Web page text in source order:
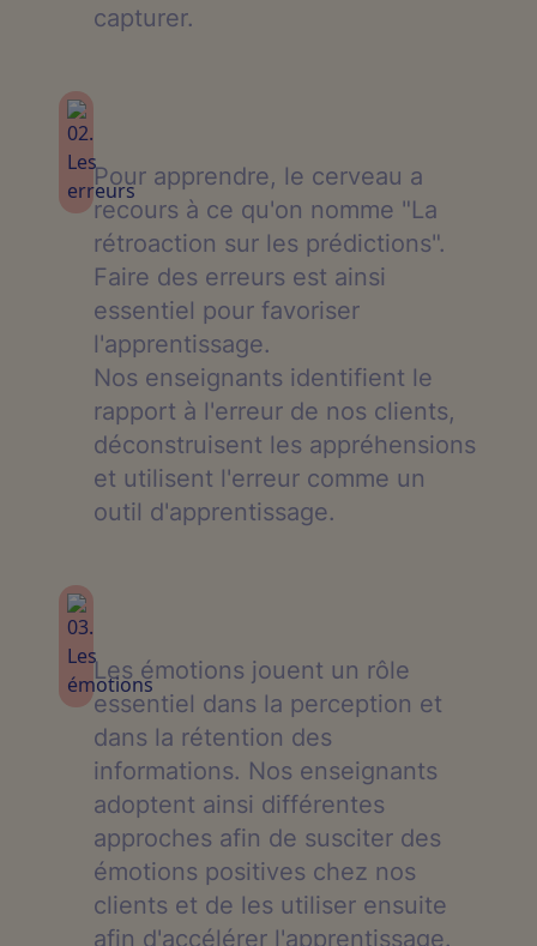
capturer.
Pour apprendre, le cerveau a
recours à ce qu'on nomme "La
rétroaction sur les prédictions".
Faire des erreurs est ainsi
essentiel pour favoriser
l'apprentissage.
Nos enseignants identifient le
rapport à l'erreur de nos clients,
déconstruisent les appréhensions
et utilisent l'erreur comme un
outil d'apprentissage.
Les émotions jouent un rôle
essentiel dans la perception et
dans la rétention des
informations. Nos enseignants
adoptent ainsi différentes
approches afin de susciter des
émotions positives chez nos
clients et de les utiliser ensuite
afin d'accélérer l'apprentissage.